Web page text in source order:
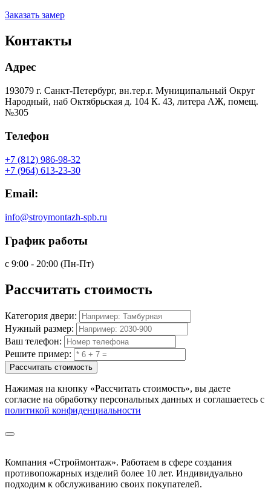
Заказать замер
Контакты
Адрес
193079 г. Санкт-Петербург, вн.тер.г. Муниципальный Округ
Народный, наб Октябрьская д. 104 К. 43, литера АЖ, помещ.
№305
Телефон
+7 (812) 986-98-32
+7 (964) 613-23-30
Email:
info@stroymontazh-spb.ru
График работы
с 9:00 - 20:00 (Пн-Пт)
Рассчитать стоимость
Категория двери:
Нужный размер:
Ваш телефон:
Решите пример:
Рассчитать стоимость
Нажимая на кнопку «Рассчитать стоимость», вы даете
согласие на обработку персональных данных и соглашаетесь с
политикой конфиденциальности
Компания «Строймонтаж». Работаем в сфере создания
противопожарных изделий более 10 лет. Индивидуально
подходим к обслуживанию своих покупателей.